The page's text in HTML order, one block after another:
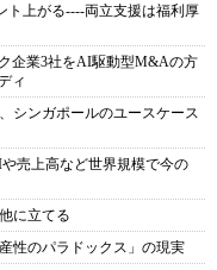
ト上がる----両立支援は福利厚
企業3社をAI駆動型M&Aの方
ィ
シンガポールのユースケース
売上高など世界規模で今の
に立てる
性のパラドックス」の現実